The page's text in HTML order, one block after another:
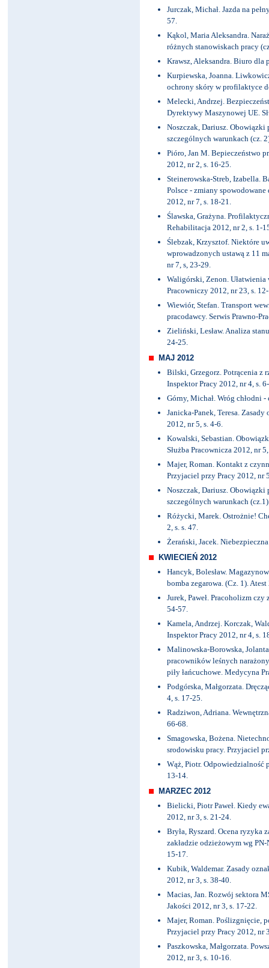
Jurczak, Michał. Jazda na
57.
Kąkol, Maria Aleksandra.
różnych stanowiskach pracy
Krawsz, Aleksandra. Biuro dla
Kurpiewska, Joanna.
ochrony skóry w profilaktyce
Melecki, Andrzej.
Dyrektywy Maszynowej UE.
Noszczak, Dariusz.
szczególnych warunkach (cz.
Pióro, Jan M. Bepieczeństwo
2012, nr 2, s. 16-25.
Steinerowska-Streb, Izabella.
Polsce - zmiany
2012, nr 7, s. 18-21.
Ślawska, Grażyna.
Rehabilitacja 2012, nr 2, s. 1-
Ślebzak, Krzysztof. Niektóre
wprowadzonych ustawą z 11
nr 7, s, 23-29.
Waligórski, Zenon. Ułatwienia
Pracowniczy 2012, nr 23, s.
Wiewiór, Stefan. Transport
pracodawcy. Serwis Prawno-
Zieliński, Lesław. Analiza
24-25.
MAJ 2012
Bilski, Grzegorz. Potrącenia z
Inspektor Pracy 2012, nr 4, s.
Górny, Michał. Wróg chłodni
Janicka-Panek, Teresa.
2012, nr 5, s. 4-6.
Kowalski, Sebastian.
Służba Pracownicza 2012, nr
Majer, Roman. Kontakt z
Przyjaciel przy Pracy 2012, nr
Noszczak, Dariusz.
szczególnych warunkach
Różycki, Marek. Ostrożnie!
2, s. s. 47.
Żerański, Jacek.
KWIECIEŃ 2012
Hancyk, Bolesław.
bomba zegarowa. (Cz. 1).
Jurek, Paweł. Pracoholizm czy
54-57.
Kamela, Andrzej. Korczak,
Inspektor Pracy 2012, nr 4, s.
Malinowska-Borowska,
pracowników leśnych
piły łańcuchowe. Medycyna
Podgórska, Małgorzata.
4, s. 17-25.
Radziwon, Adriana.
66-68.
Smagowska, Bożena.
srodowisku pracy. Przyjaciel
Wąż, Piotr. Odpowiedzialność
13-14.
MARZEC 2012
Bielicki, Piotr Paweł. Kiedy
2012, nr 3, s. 21-24.
Bryła, Ryszard. Ocena ryzyka
zakładzie odzieżowym wg
15-17.
Kubik, Waldemar. Zasady
2012, nr 3, s. 38-40.
Macias, Jan. Rozwój sektora
Jakości 2012, nr 3, s. 17-22.
Majer, Roman. Poślizgnięcie,
Przyjaciel przy Pracy 2012, nr
Paszkowska, Małgorzata.
2012, nr 3, s. 10-16.